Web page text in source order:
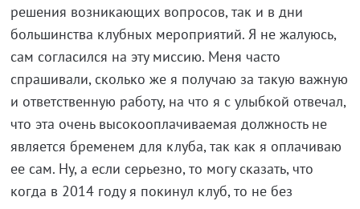
решения возникающих вопросов, так и в дни
большинства клубных мероприятий. Я не жалуюсь,
сам согласился на эту миссию. Меня часто
спрашивали, сколько же я получаю за такую важную
и ответственную работу, на что я с улыбкой отвечал,
что эта очень высокооплачиваемая должность не
является бременем для клуба, так как я оплачиваю
ее сам. Ну, а если серьезно, то могу сказать, что
когда в 2014 году я покинул клуб, то не без